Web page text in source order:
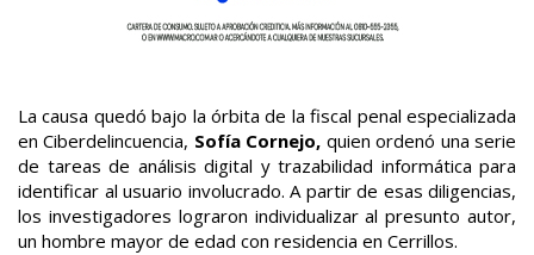
La causa quedó bajo la órbita de la fiscal penal especializada
en Ciberdelincuencia, Sofía Cornejo, quien ordenó una serie
de tareas de análisis digital y trazabilidad informática para
identificar al usuario involucrado. A partir de esas diligencias,
los investigadores lograron individualizar al presunto autor,
un hombre mayor de edad con residencia en Cerrillos.